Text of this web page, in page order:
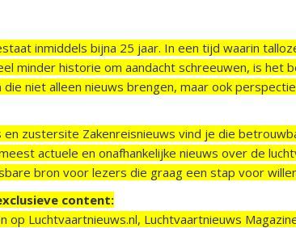
inmiddels bijna 25 jaar. In een tijd waarin
minder historie om aandacht schreeuwen, is het
niet alleen nieuws brengen, maar ook
en zustersite Zakenreisnieuws vind je die
actuele en onafhankelijke nieuws over de
bron voor lezers die graag een stap voor
content:
op Luchtvaartnieuws.nl, Luchtvaartnieuws